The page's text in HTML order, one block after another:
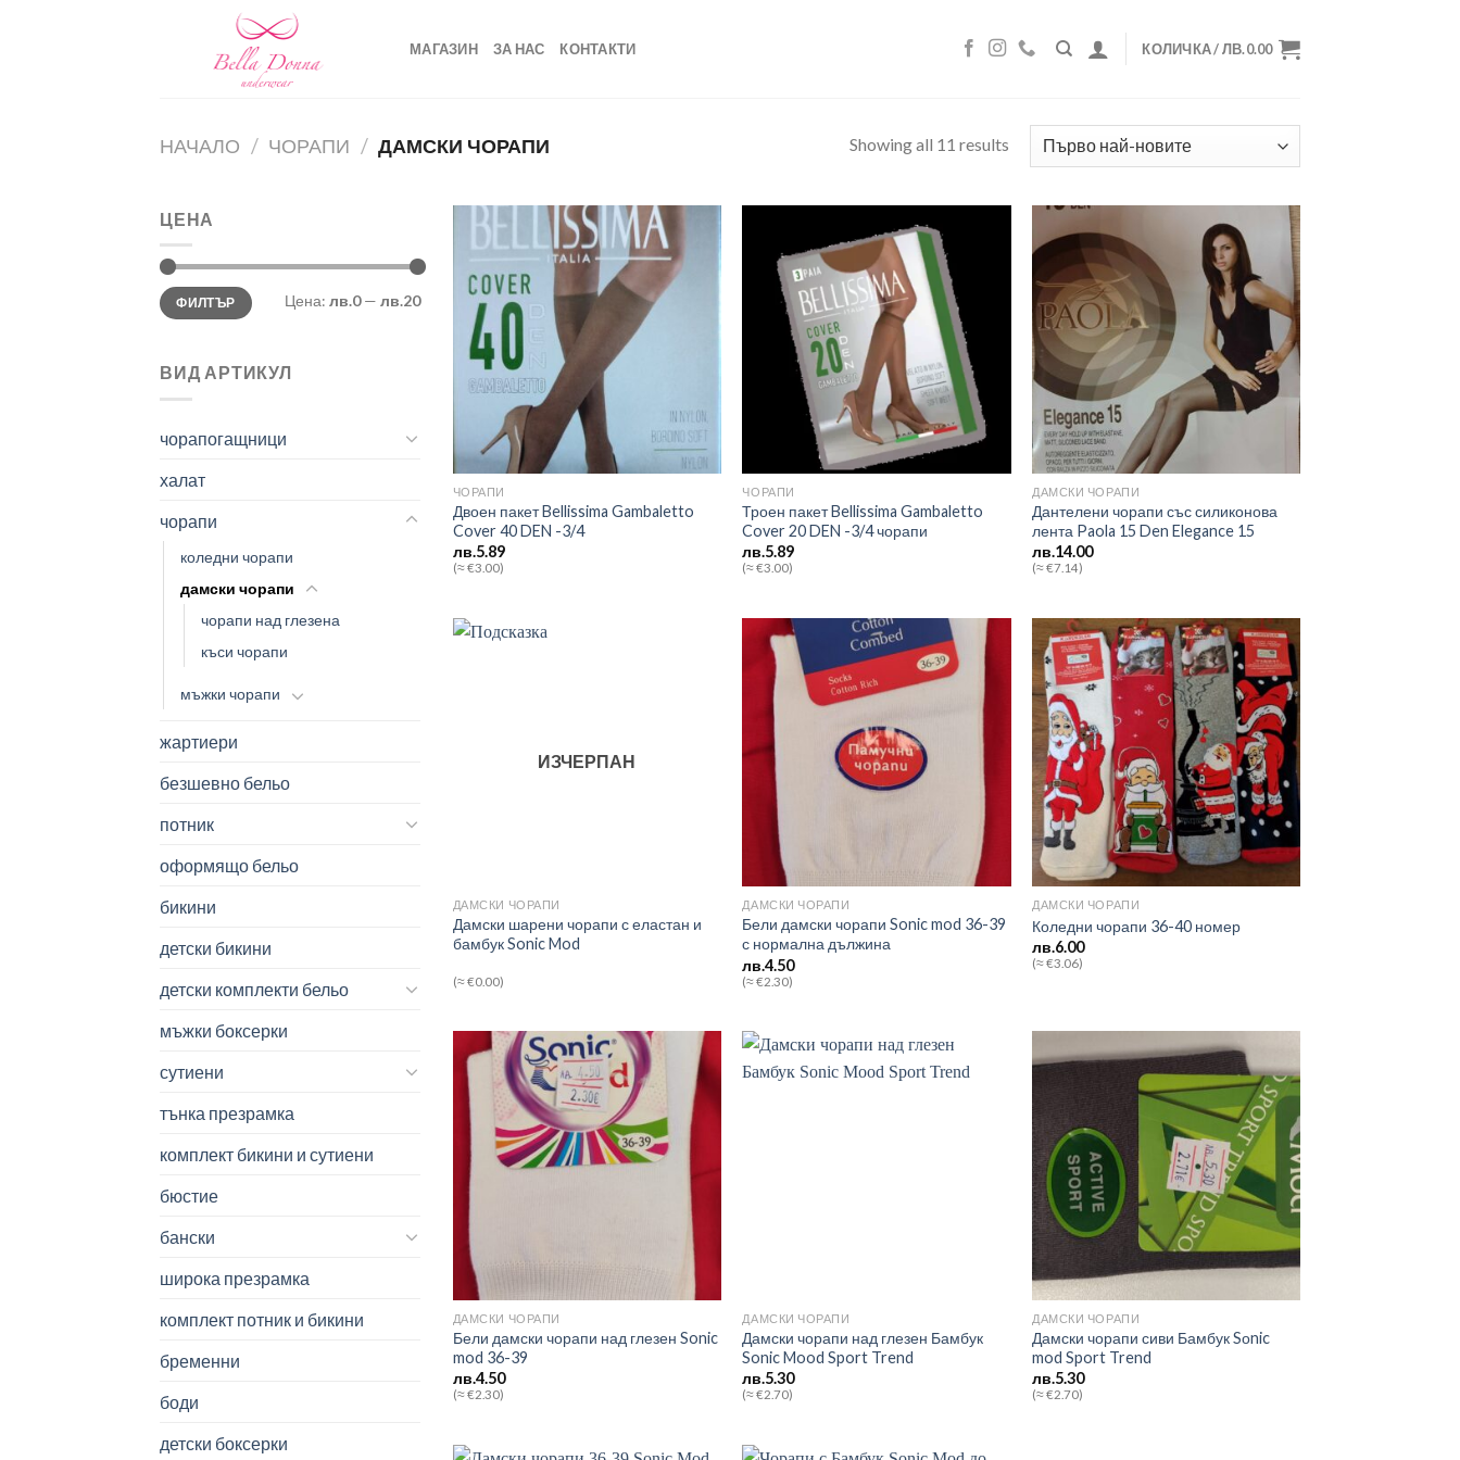
МАГАЗИН ЗА НАС КОНТАКТИ КОЛИЧКА /ЛВ.0.00
НАЧАЛО / ЧОРАПИ / ДАМСКИ ЧОРАПИ Showing all 11 results
ЦЕНА
Минимална
цена
Максимална
ценаФИЛТЪР Цена: лв.0— лв.20
ВИД АРТИКУЛ
чорапогащници
халат
чорапи
коледни чорапи
дамски чорапи
чорапи над глезена
къси чорапи
мъжки чорапи
жартиери
безшевно бельо
потник
оформящо бельо
бикини
детски бикини
детски комплекти бельо
мъжки боксерки
сутиени
тънка презрамка
комплект бикини и сутиени
бюстие
бански
широка презрамка
комплект потник и бикини
бременни
боди
детски боксерки
ЧОРАПИ
Двоен пакет Bellissima Gambaletto
Cover 40 DEN -3/4
лв.5.89
(≈ €3.00)
Add to
wishlist
ЧОРАПИ
Троен пакет Bellissima Gambaletto
Cover 20 DEN -3/4 чорапи
лв.5.89
(≈ €3.00)
Add to
wishlist
ДАМСКИ ЧОРАПИ
Дантелени чорапи със силиконова
лента Paola 15 Den Elegance 15
лв.14.00
(≈ €7.14)
ИЗЧЕРПАН
ДАМСКИ ЧОРАПИ
Дамски шарени чорапи с еластан и
бамбук Sonic Mod
(≈ €0.00)
ДАМСКИ ЧОРАПИ
Бели дамски чорапи Sonic mod 36-39
с нормална дължина
лв.4.50
(≈ €2.30)
Add to
wishlist
ДАМСКИ ЧОРАПИ
Коледни чорапи 36-40 номер
лв.6.00
(≈ €3.06)
Add to
wishlist
ДАМСКИ ЧОРАПИ
Бели дамски чорапи над глезен Sonic
mod 36-39
лв.4.50
(≈ €2.30)
ДАМСКИ ЧОРАПИ
Дамски чорапи над глезен Бамбук
Sonic Mood Sport Trend
лв.5.30
(≈ €2.70)
Add to
wishlist
ДАМСКИ ЧОРАПИ
Дамски чорапи сиви Бамбук Sоnic
mod Sport Trend
лв.5.30
(≈ €2.70)